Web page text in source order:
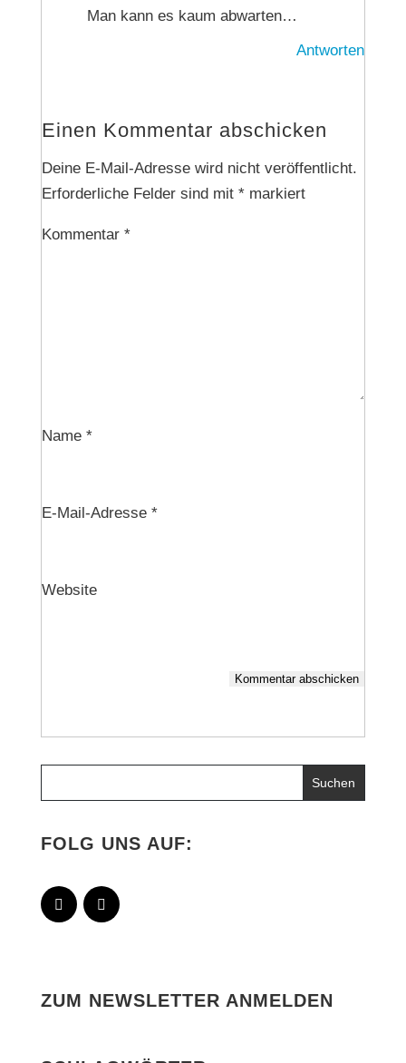
Man kann es kaum abwarten…
Antworten
Einen Kommentar abschicken
Deine E-Mail-Adresse wird nicht veröffentlicht.
Erforderliche Felder sind mit *markiert
Kommentar *
Name *
E-Mail-Adresse *
Website
Kommentar abschicken
FOLG UNS AUF:
ZUM NEWSLETTER ANMELDEN